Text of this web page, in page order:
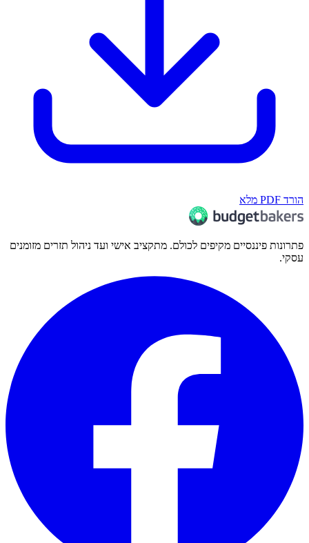
הורד PDF מלא
פתרונות פיננסיים מקיפים לכולם. מתקציב אישי ועד ניהול תזרים מזומנים
עסקי.